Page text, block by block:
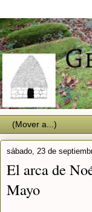
sábado, 23 de
El arca de
Mayo